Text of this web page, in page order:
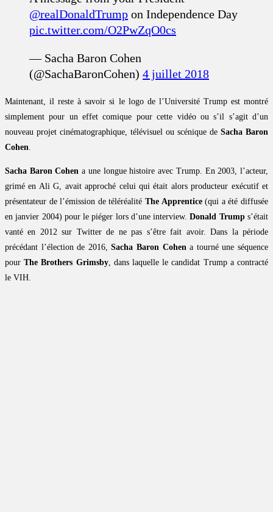
@realDonaldTrump on Independence Day
pic.twitter.com/O2PwZqO0cs
— Sacha Baron Cohen
(@SachaBaronCohen) 4 juillet 2018
Maintenant, il reste à savoir si le logo de l’Université Trump est montré
simplement pour un effet comique pour cette vidéo ou s’il s’agit d’un
nouveau projet cinématographique, télévisuel ou scénique de Sacha Baron
Cohen.
Sacha Baron Cohen a une longue histoire avec Trump. En 2003, l’acteur,
grimé en Ali G, avait approché celui qui était alors producteur exécutif et
présentateur de l’émission de téléréalité The Apprentice(qui a été diffusée
en janvier 2004) pour le piéger lors d’une interview.Donald Trumps’était
vanté en 2012 sur Twitter de ne pas s’être fait avoir. Dans la période
précédant l’élection de 2016,Sacha Baron Cohena tourné une séquence
pourThe Brothers Grimsby, dans laquelle le candidat Trump a contracté
le VIH.